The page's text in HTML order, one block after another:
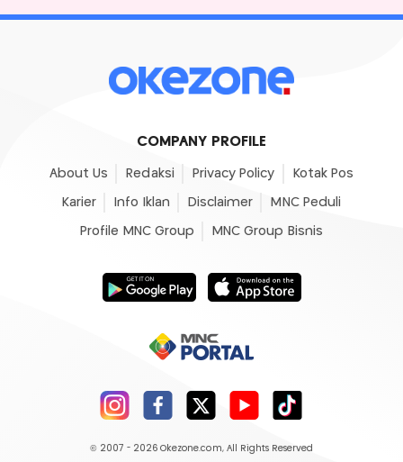
COMPANY PROFILE
About Us Redaksi Privacy Policy Kotak Pos
Karier Info Iklan Disclaimer MNC Peduli
Profile MNC Group MNC Group Bisnis
© 2007 - 2026 Okezone.com, All Rights Reserved